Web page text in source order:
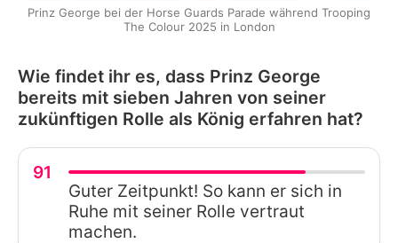
Prinz George bei der Horse Guards Parade während Trooping
The Colour 2025 in London
Wie findet ihr es, dass Prinz George
bereits mit sieben Jahren von seiner
zukünftigen Rolle als König erfahren hat?
91
Guter Zeitpunkt! So kann er sich in
Ruhe mit seiner Rolle vertraut
machen.